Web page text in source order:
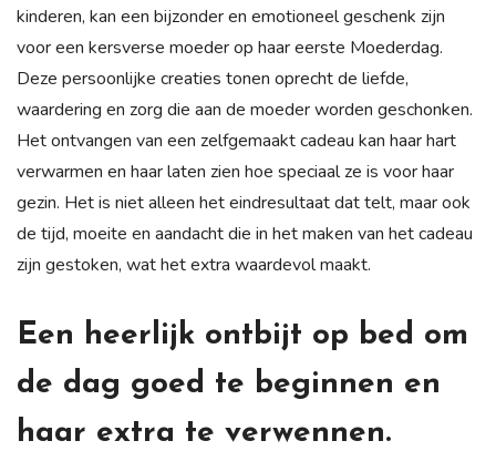
kinderen, kan een bijzonder en emotioneel geschenk zijn
voor een kersverse moeder op haar eerste Moederdag.
Deze persoonlijke creaties tonen oprecht de liefde,
waardering en zorg die aan de moeder worden geschonken.
Het ontvangen van een zelfgemaakt cadeau kan haar hart
verwarmen en haar laten zien hoe speciaal ze is voor haar
gezin. Het is niet alleen het eindresultaat dat telt, maar ook
de tijd, moeite en aandacht die in het maken van het cadeau
zijn gestoken, wat het extra waardevol maakt.
Een heerlijk ontbijt op bed om
de dag goed te beginnen en
haar extra te verwennen.